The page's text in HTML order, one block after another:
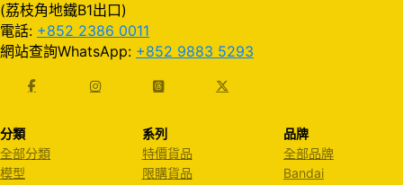
(荔枝角地鐵B1出口)
電話: +852 2386 0011
網站查詢WhatsApp: +852 9883 5293
分類
全部分類
模型
系列
特價貨品
限購貨品
品牌
全部品牌
Bandai